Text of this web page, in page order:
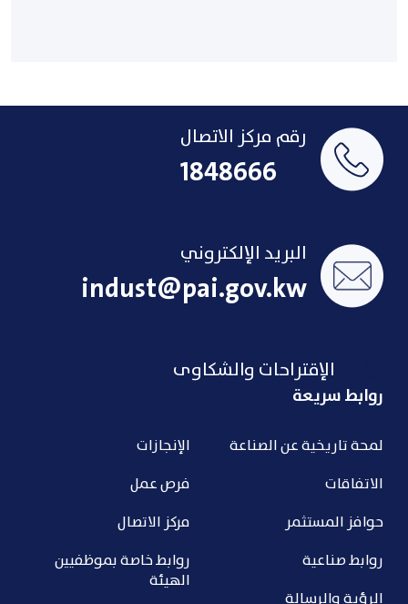
رقم مركز الاتصال
1848666
البريد الإلكتروني
indust@pai.gov.kw
الإقتراحات والشكاوى
روابط سريعة
لمحة تاريخية عن الصناعة
الاتفاقات
حوافز المستثمر
روابط صناعية
الرؤية والرسالة
الإنجازات
فرص عمل
مركز الاتصال
روابط خاصة بموظفيين
الهيئة